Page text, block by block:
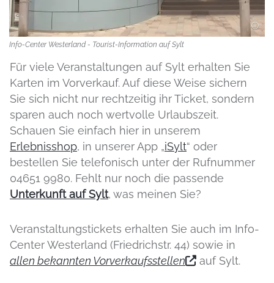
Info-Center Westerland - Tourist-Information auf Sylt
Für viele Veranstaltungen auf Sylt erhalten Sie
Karten im Vorverkauf. Auf diese Weise sichern
Sie sich nicht nur rechtzeitig ihr Ticket, sondern
sparen auch noch wertvolle Urlaubszeit.
Schauen Sie einfach hier in unserem
Erlebnisshop, in unserer App „iSylt“ oder
bestellen Sie telefonisch unter der Rufnummer
04651 9980. Fehlt nur noch die passende
Unterkunft auf Sylt, was meinen Sie?
Veranstaltungstickets erhalten Sie auch im Info-
Center Westerland (Friedrichstr. 44) sowie in
allen bekannten Vorverkaufsstellen
auf Sylt.